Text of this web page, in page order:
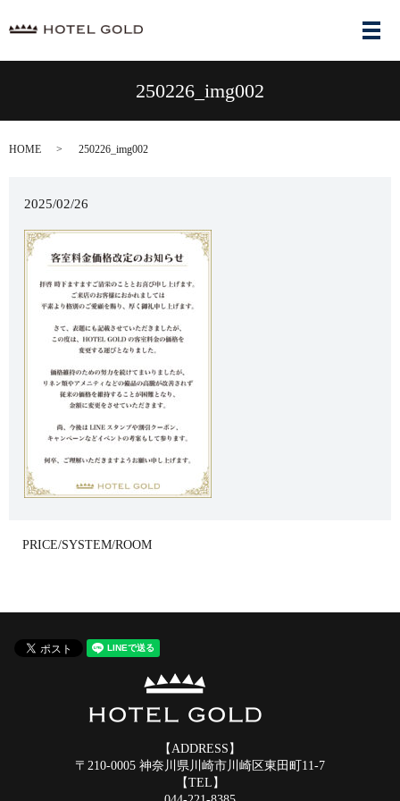
メ
250226_img002
HOME 250226_img002
2025/02/26
PRICE/SYSTEM/ROOM
【ADDRESS】
〒210-0005 神奈川県川崎市川崎区東田町11-7
【TEL】